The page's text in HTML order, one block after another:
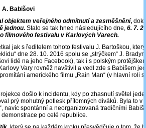
A. Babišovi
objektem veřejného odmítnutí a zesměšnění,
jednou. Stalo se tak hned následujícího dne, 6. 7.
filmového festivalu v Karlových Varech.
jak s ředitelem tohoto festivalu J. Bartoškou,
dne 28. 10. 2016 spolu se „strýčkem“ J.
lidé na jeho Facebook), tak i s polským
Vary rovněž navštívil a vedl zde s Babišem
amerického filmu „Rain Man“ (v hlavní roli s
došlo k incidentu, kdy po zhasnutí světel
prý mohutný potlesk přítomných diváků. Byla to v
navíc spontánní a neorganizovaná tradičními
po celé republice.